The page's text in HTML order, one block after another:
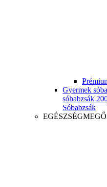
Gyermek
sóbabzsák
Sóbabzsák